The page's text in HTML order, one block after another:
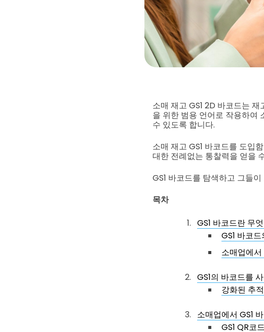
소매 재고 GS1 2D 바코드는
을 위한 범용 언어로 작용하여
수 있도록 합니다.
소매 재고 GS1 바코드를 도입
대한 전례없는 통찰력을 얻을
GS1 바코드를 탐색하고 그들
목차
GS1 바코드란 무
GS1 바코
소매업에
GS1의 바코드를
강화된 추
소매업에서 GS1
GS1 QR코